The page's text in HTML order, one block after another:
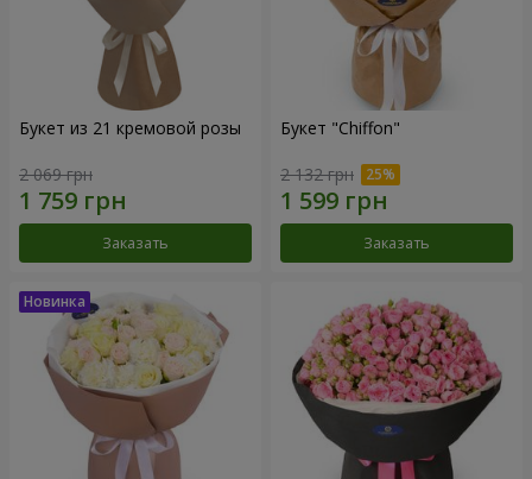
Букет из 21 кремовой розы
2 069 грн
Заказать
Букет "Chiffon"
2 132 грн
Заказать